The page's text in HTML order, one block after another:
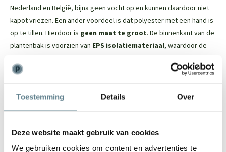
Toestemming Details Over
Deze website maakt gebruik van cookies
We gebruiken cookies om content en advertenties te
Nederland en België, bijna geen vocht op en kunnen daardoor niet
kapot vriezen. Een ander voordeel is dat polyester met een hand is
op te tillen. Hierdoor is geen maat te groot. De binnenkant van de
plantenbak is voorzien van EPS isolatiemateriaal, waardoor de
Dit tijdloze model past in iedere tuin
staan
De binnenkant van de plantenbak is voorzien van EPS